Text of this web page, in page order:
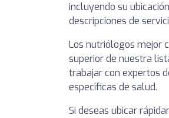
incluyendo su
descripciones de
Los nutriólogos mejor
superior de nuestra
trabajar con expertos
específicas de salud.
Si deseas ubicar